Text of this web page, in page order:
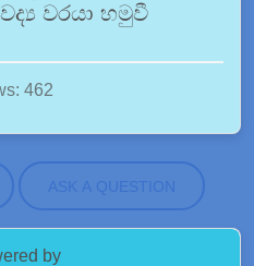
වරයා හමුවී
462
ASK A QUESTION
by